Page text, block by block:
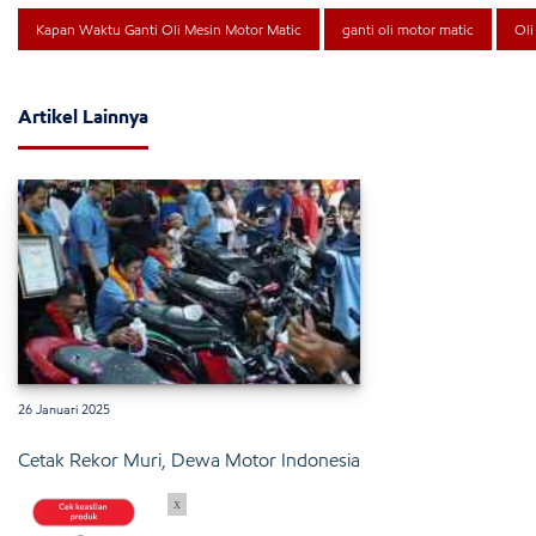
Kapan Waktu Ganti Oli Mesin Motor Matic ganti oli motor matic Oli
Artikel Lainnya
26 Januari 2025
Cetak Rekor Muri, Dewa Motor Indonesia
x